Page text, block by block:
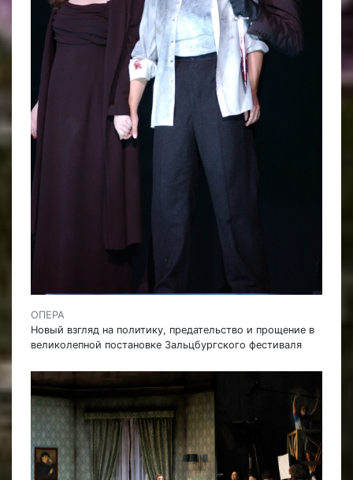
ОПЕРА
Новый взгляд на политику, предательство и прощение в
великолепной постановке Зальцбургского фестиваля